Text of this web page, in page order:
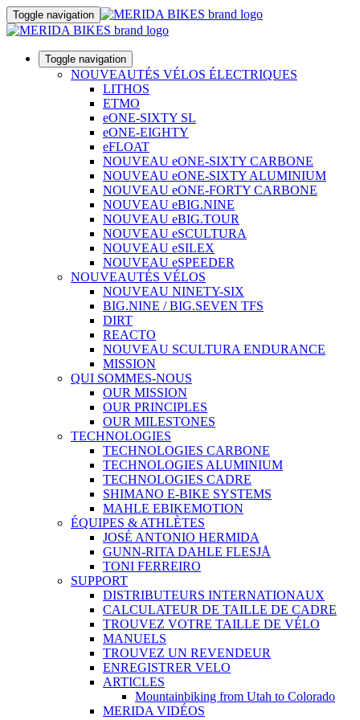
Toggle navigation
Toggle navigation
NOUVEAUTÉS VÉLOS ÉLECTRIQUES
LITHOS
ETMO
eONE-SIXTY SL
eONE-EIGHTY
eFLOAT
NOUVEAU eONE-SIXTY CARBONE
NOUVEAU eONE-SIXTY ALUMINIUM
NOUVEAU eONE-FORTY CARBONE
NOUVEAU eBIG.NINE
NOUVEAU eBIG.TOUR
NOUVEAU eSCULTURA
NOUVEAU eSILEX
NOUVEAU eSPEEDER
NOUVEAUTÉS VÉLOS
NOUVEAU NINETY-SIX
BIG.NINE / BIG.SEVEN TFS
DIRT
REACTO
NOUVEAU SCULTURA ENDURANCE
MISSION
QUI SOMMES-NOUS
OUR MISSION
OUR PRINCIPLES
OUR MILESTONES
TECHNOLOGIES
TECHNOLOGIES CARBONE
TECHNOLOGIES ALUMINIUM
TECHNOLOGIES CADRE
SHIMANO E-BIKE SYSTEMS
MAHLE EBIKEMOTION
ÉQUIPES & ATHLÈTES
JOSÉ ANTONIO HERMIDA
GUNN-RITA DAHLE FLESJÅ
TONI FERREIRO
SUPPORT
DISTRIBUTEURS INTERNATIONAUX
CALCULATEUR DE TAILLE DE CADRE
TROUVEZ VOTRE TAILLE DE VÉLO
MANUELS
TROUVEZ UN REVENDEUR
ENREGISTRER VELO
ARTICLES
Mountainbiking from Utah to Colorado
MERIDA VIDÉOS